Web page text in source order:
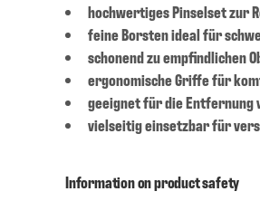
hochwertiges Pinselset zur
feine Borsten ideal für
schonend zu empfindlichen
ergonomische Griffe für
geeignet für die Entfernung
vielseitig einsetzbar für
Information on product safety